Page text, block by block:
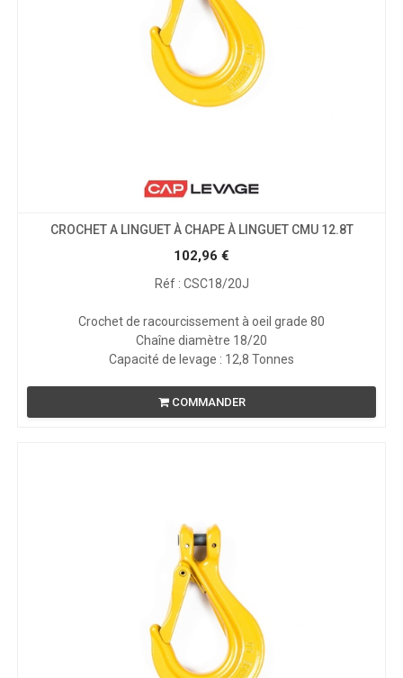
CROCHET A LINGUET À CHAPE À LINGUET CMU 12.8T
102,96 €
Réf : CSC18/20J
Crochet de racourcissement à oeil grade 80
Chaîne diamètre 18/20
Capacité de levage : 12,8 Tonnes
COMMANDER